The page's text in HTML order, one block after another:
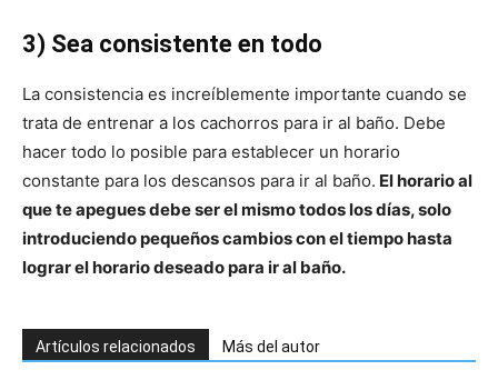
3) Sea consistente en todo
La consistencia es increíblemente importante cuando se
trata de entrenar a los cachorros para ir al baño. Debe
hacer todo lo posible para establecer un horario
constante para los descansos para ir al baño. El horario al
que te apegues debe ser el mismo todos los días, solo
introduciendo pequeños cambios con el tiempo hasta
lograr el horario deseado para ir al baño.
Artículos relacionados Más del autor